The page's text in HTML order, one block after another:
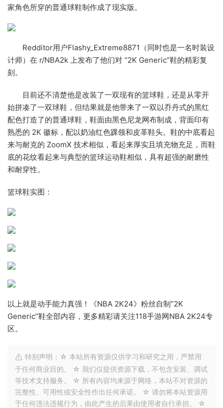
家角色所穿的普通球鞋制作成了现实版。
Redditor用户Flashy_Extreme8871（同时也是一名时装设
计师）在 r/NBA2k 上发布了他们对 “2K Generic”鞋的精彩复
刻。
目前还不清楚他是改装了一双现有的篮球鞋，还是从零开
始拼凑了一双球鞋，但结果就是他带来了一双以乔丹式的黑红
配色打造了的普通球鞋，鞋面由黑色尼龙网布制成，背面印有
熟悉的 2K 徽标，配以奶油红色踝领和皮革鞋头。鞋的中底看起
来与耐克的 ZoomX 技术相似，看起来厚实且填充物充足，而鞋
底的花纹看起来与典型的篮球运动鞋相似，具有超强的耐磨性
和耐穿性。
篮球鞋实图：
以上就是动手能力真强！《NBA 2K24》粉丝自制”2K
Generic”鞋全部内容，更多精彩请关注118手游网NBA 2K24专
区。
特别声明：☆ 本站所有资源仅供学习和研究之用，严禁用
于任何商业目的。 ☆ 我们仅提供资源下载，不包含安装、调试
等技术支持服务。 ☆ 所有内容均来源于网络，本站不对资源的
完整性、可用性或安全性作出任何承诺。 ☆ 请勿将本站资源用
于任何违法违规行为，由此产生的后果由使用者自行承担。 ☆